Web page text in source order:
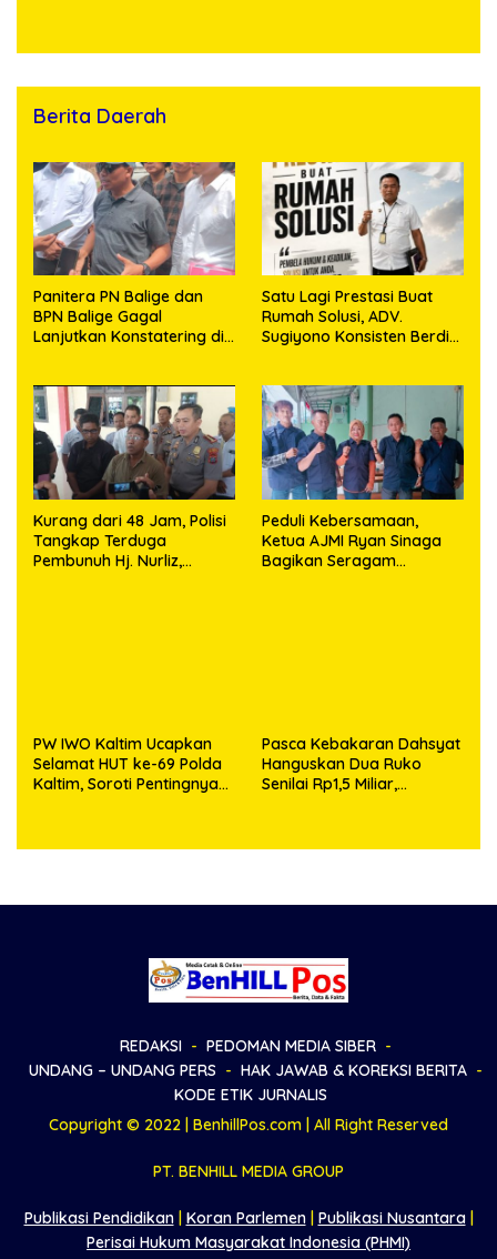
Berita Daerah
Panitera PN Balige dan
BPN Balige Gagal
Lanjutkan Konstatering di
Satu Lagi Prestasi Buat
Rumah Solusi, ADV.
Sugiyono Konsisten Berdiri
Kurang dari 48 Jam, Polisi
Tangkap Terduga
Pembunuh Hj. Nurliz,
Peduli Kebersamaan,
Ketua AJMI Ryan Sinaga
Bagikan Seragam
PW IWO Kaltim Ucapkan
Selamat HUT ke-69 Polda
Kaltim, Soroti Pentingnya
Pasca Kebakaran Dahsyat
Hanguskan Dua Ruko
Senilai Rp1,5 Miliar,
REDAKSI
PEDOMAN MEDIA SIBER
UNDANG – UNDANG PERS
HAK JAWAB & KOREKSI BERITA
KODE ETIK JURNALIS
Copyright © 2022 | BenhillPos.com | All Right Reserved
PT. BENHILL MEDIA GROUP
Publikasi Pendidikan| Koran Parlemen| Publikasi Nusantara|
Perisai Hukum Masyarakat Indonesia (PHMI)